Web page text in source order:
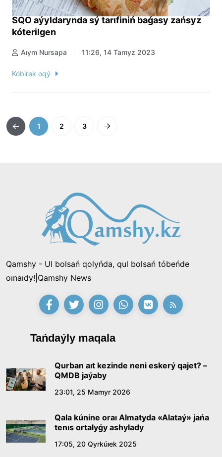
SQO aýyldarynda sý tarıfiniń baǵasy zańsyz
kóterilgen
Aıym Nursapa 11:26, 14 Tamyz 2023
Kóbirek oqý
1 2 3
Qamshy - Ul bolsań qolyńda, qul bolsań tóbeńde
oınaıdy!|Qamshy News
Tańdaýly maqala
Qurban aıt kezinde neni eskerý qajet? –
QMDB jaýaby
23:01, 25 Mamyr 2026
Qala kúnine oraı Almatyda «Alataý» jańa
tenıs ortalyǵy ashylady
17:05, 20 Qyrkúıek 2025